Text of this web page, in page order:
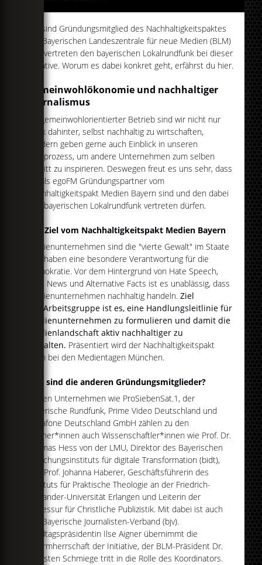
Wir sind Gründungsmitglied des Nachhaltigkeitspaktes
der Bayerischen Landeszentrale für neue Medien (BLM)
und vertreten den bayerischen Lokalrundfunk bei dieser
Initiative. Worum es dabei konkret geht, erfährst du hier.
Gemeinwohlökonomie und nachhaltiger
Journalismus
Als gemeinwohlorientierter Betrieb sind wir nicht nur
stark dahinter, selbst nachhaltig zu wirtschaften,
sondern geben gerne auch Einblick in unseren
Lernprozess, um andere Unternehmen zum selben
Schritt zu inspirieren. Deswegen freut es uns sehr, dass
wir als egoFM Gründungspartner vom
Nachhaltigkeitspakt Medien Bayern sind und den dabei
den bayerischen Lokalrundfunk vertreten dürfen.
Das Ziel vom Nachhaltigkeitspakt Medien Bayern
Medienunternehmen sind die "vierte Gewalt" im Staate
und haben eine besondere Verantwortung für die
Demokratie. Vor dem Hintergrund von Hate Speech,
Fake News und Alternative Facts ist es unablässig, dass
Medienunternehmen nachhaltig handeln. Ziel
der Arbeitsgruppe ist es, eine Handlungsleitlinie für
Medienunternehmen zu formulieren und damit die
Medienlandschaft aktiv nachhaltiger zu
gestalten. Präsentiert wird der Nachhaltigkeitspakt
dann bei den Medientagen München.
Wer sind die anderen Gründungsmitglieder?
Neben Unternehmen wie ProSiebenSat.1, der
Bayerische Rundfunk, Prime Video Deutschland und
Vodafone Deutschland GmbH zählen zu den
Partner*innen auch Wissenschaftler*innen wie Prof. Dr.
Thomas Hess von der LMU, Direktor des Bayerischen
Forschungsinstituts für digitale Transformation (bidt),
und Prof. Johanna Haberer, Geschäftsführerin des
Instituts für Praktische Theologie an der Friedrich-
Alexander-Universität Erlangen und Leiterin der
Professur für Christliche Publizistik. Mit dabei ist auch
der Bayerische Journalisten-Verband (bjv).
Landtagspräsidentin Ilse Aigner übernimmt die
Schirmherrschaft der Initiative, der BLM-Präsident Dr.
Thorsten Schmiege tritt in die Rolle des Koordinators.